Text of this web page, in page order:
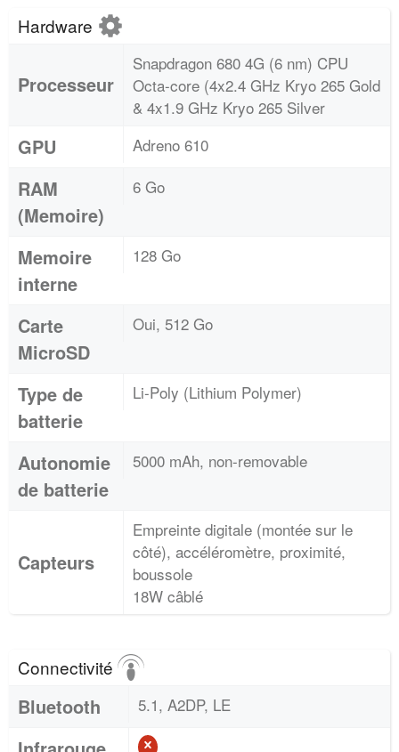
Hardware
Processeur
Snapdragon 680 4G (6 nm) CPU
Octa-core (4x2.4 GHz Kryo 265 Gold
& 4x1.9 GHz Kryo 265 Silver
GPU Adreno 610
RAM
(Memoire)
6 Go
Memoire
interne
128 Go
Carte
MicroSD
Oui, 512 Go
Type de
batterie
Li-Poly (Lithium Polymer)
Autonomie
de batterie
5000 mAh, non-removable
Capteurs
Empreinte digitale (montée sur le
côté), accéléromètre, proximité,
boussole
18W câblé
Connectivité
Bluetooth 5.1, A2DP, LE